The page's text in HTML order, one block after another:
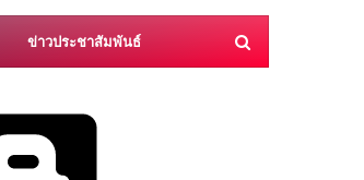
ข่าวประชาสัมพันธ์